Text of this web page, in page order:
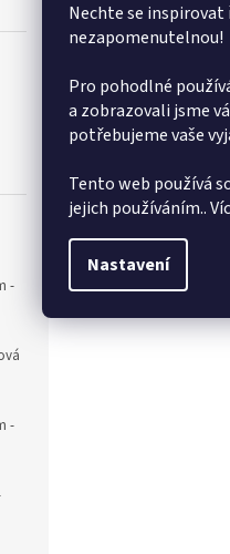
Nechte se inspirovat
nezapomenutelnou!
Pro pohodlné
a zobrazovali jsme
potřebujeme vaše
Tento web používá
jejich používáním..
Nastavení
-
-
malé balónky
latexový
💡Tip od Pártýska
vypadat jako od
⚠️Upozornění:Po
maximálně hodinu